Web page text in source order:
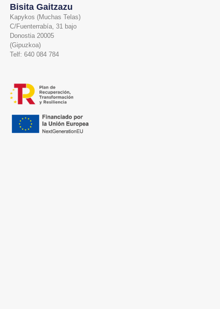
Bisita Gaitzazu
Kapykos (Muchas Telas)
C/Fuenterrabía, 31 bajo
Donostia 20005
(Gipuzkoa)
Telf: 640 084 784